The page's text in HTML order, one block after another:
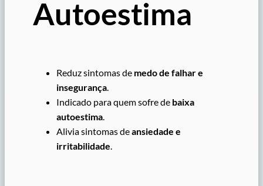
Autoestima
Reduz sintomas de medo de falhar e
insegurança.
Indicado para quem sofre de baixa
autoestima.
Alivia sintomas deansiedade e
irritabilidade.